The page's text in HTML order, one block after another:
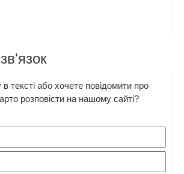
тексті або хочете повідомити про
розповісти на нашому сайті?